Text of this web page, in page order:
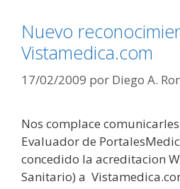
Nuevo
Vistamedica.com
17/02/2009 por Diego A.
Nos complace
Evaluador de
concedido la acreditacion
Sanitario) a